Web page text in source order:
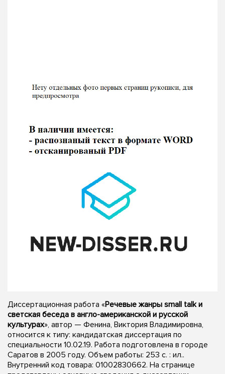
Диссертационная работа «Речевые жанры small talk и
светская беседа в англо-американской и русской
культурах», автор — Фенина, Виктория Владимировна,
относится к типу: кандидатская диссертация по
специальности 10.02.19. Работа подготовлена в городе
Саратов в 2005 году. Объем работы: 253 с. : ил..
Внутренний код товара: 01002830662. На странице